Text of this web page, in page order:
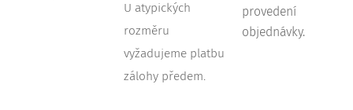
U atypických
rozměru
vyžadujeme platbu
zálohy předem.
provedení
objednávky.